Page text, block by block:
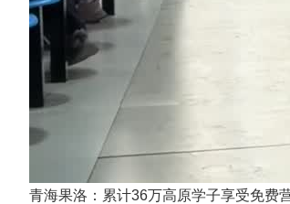
青海果洛：累计36万高原学子享受免费